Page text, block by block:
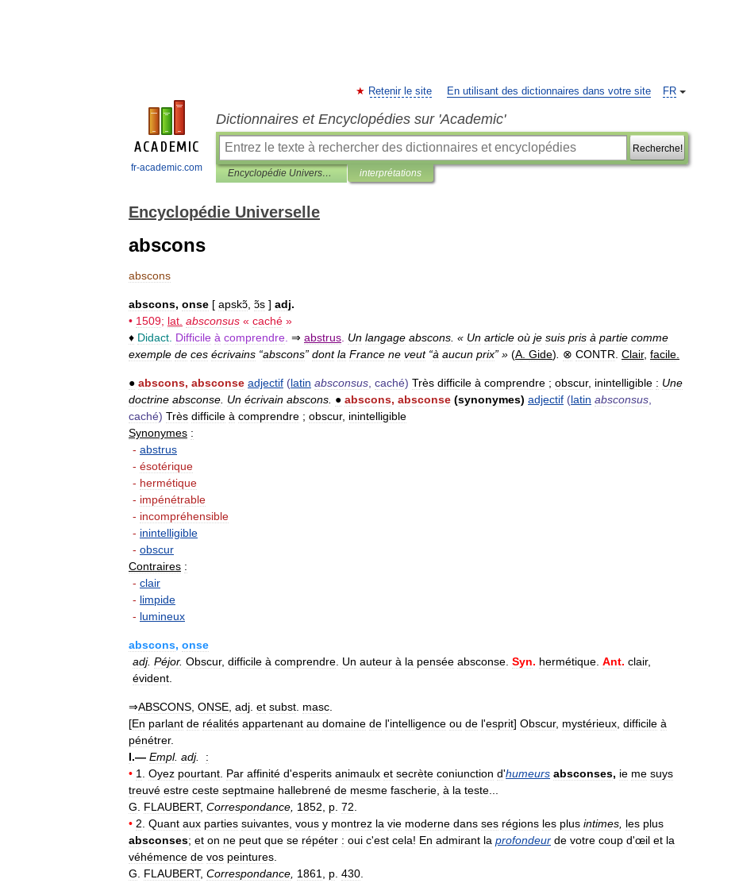
fr-academic.com
FR
Retenir le site En utilisant des dictionnaires dans votre site
Dictionnaires et Encyclopédies sur 'Academic'
Recherche!
Encyclopédie Universelle interprétations
Encyclopédie Universelle
abscons
abscons
abscons, onse [ apskɔ̃ ɔ̃s ] adj.
• 1509; lat absconsus « caché »
♦ Didact Difficile à comprendre ⇒ abstrus Un langage abscons . « Un article où je suis pris à partie comme
exemple de ces écrivains “abscons” dont la France ne veut“à aucun prix” » (A Gide) ⊗ CONTR Clair, facile
● abscons, absconse adjectif (latin absconsus caché) Très difficile à comprendre ; obscur, inintelligible : Une
doctrine absconse Un écrivain abscons ● abscons, absconse (synonymes) adjectif (latin absconsus
caché) Très difficile à comprendre ; obscur, inintelligible
Synonymes :
- abstrus
- ésotérique
- hermétique
- impénétrable
- incompréhensible
- inintelligible
- obscur
Contraires :
- clair
- limpide
- lumineux
abscons, onse
adj. Péjor. Obscur, difficile à comprendre Un auteur à la pensée absconse Syn. hermétique Ant. clair,
évident
⇒ABSCONS ONSE adj et subst masc
[En parlant de réalités appartenant au domaine de l'intelligence ou de l'esprit] Obscur, mystérieux difficile à
pénétrer.
I.— Empl. adj.
:
• 1 Oyez pourtant Par affinité d'esperits animaulx et secrète coniunction d'humeurs absconses, ie me suys
treuvé estre ceste septmaine hallebrené de mesme fascherie à la teste
G
FLAUBERT, Correspondance 1852 p 72
• 2 Quant aux parties suivantes vous y montrez la vie moderne dans ses régions les plus intimes les plus
absconses; et on ne peut que se répéter : oui c'est cela! En admirant la profondeur de votre coup d'œil et la
véhémence de vos peintures
G
FLAUBERT, Correspondance 1861 p 430